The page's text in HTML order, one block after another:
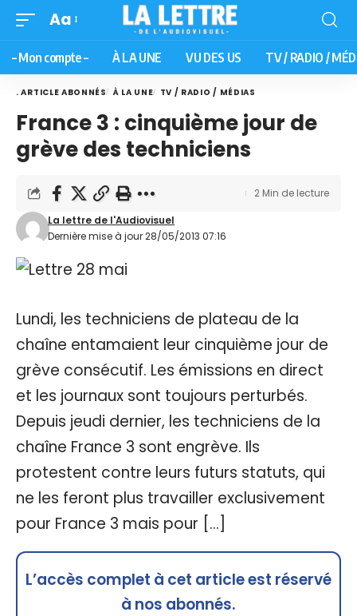
Aa
– Mon compte – À LA UNE VU DES US TV / RADIO /
. ARTICLE ABONNÉS À LA UNE TV / RADIO / MÉDIAS
France 3 : cinquième jour de
grève des techniciens
Dernière mise à jour 28/05/2013 07:16
La lettre de l'Audiovisuel
2 Min de lecture
Lundi, les techniciens de plateau de la
chaîne entamaient leur cinquième jour de
grève consécutif. Les émissions en direct
et les journaux sont toujours perturbés.
Depuis jeudi dernier, les techniciens de la
chaîne France 3 sont engrève. Ils
protestent contre leurs futurs statuts, qui
ne les feront plus travailler exclusivement
pour France 3 mais pour […]
L’accès complet à cet article est réservé
à nos abonnés.